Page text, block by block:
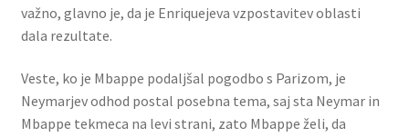
važno, glavno je, da je Enriquejeva vzpostavitev oblasti
dala rezultate.
Veste, ko je Mbappe podaljšal pogodbo s Parizom, je
Neymarjev odhod postal posebna tema, saj sta Neymar in
Mbappe tekmeca na levi strani, zato Mbappe želi, da